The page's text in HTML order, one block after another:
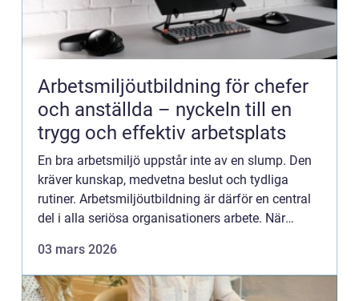
Arbetsmiljöutbildning för chefer
och anställda – nyckeln till en
trygg och effektiv arbetsplats
En bra arbetsmiljö uppstår inte av en slump. Den
kräver kunskap, medvetna beslut och tydliga
rutiner. Arbetsmiljöutbildning är därför en central
del i alla seriösa organisationers arbete. När
03 mars 2026